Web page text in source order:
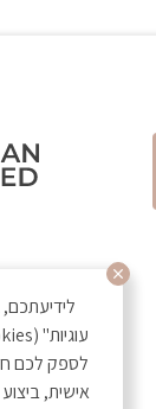
לספק לכם
אישית,